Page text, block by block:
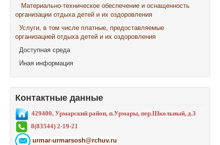
Материально-техническое обеспечение и оснащенность
организации отдыха детей и их оздоровления
Услуги, в том числе платные, предоставляемые
организацией отдыха детей и их оздоровления
Доступная среда
Иная информация
Контактные данные
429400, Урмарский район, п.Урмары, пер.Школьный, д.3
8(83544) 2-19-21
urmar-urmarsosh@rchuv.ru